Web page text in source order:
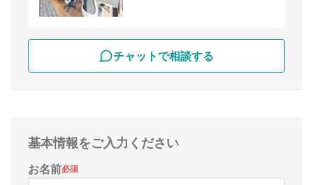
チャットで相談する
基本情報をご入力ください
お名前必須